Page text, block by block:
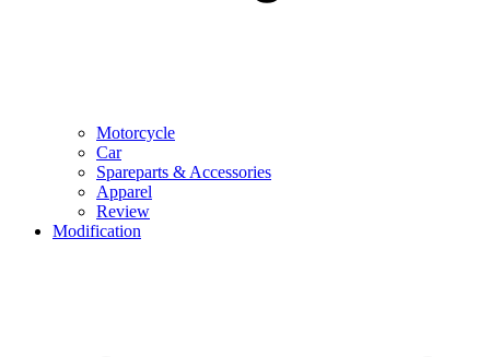
Motorcycle
Car
Spareparts & Accessories
Apparel
Review
Modification